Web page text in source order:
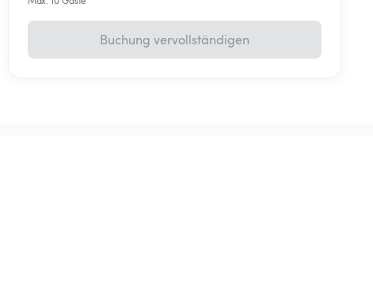
Buchung vervollständigen